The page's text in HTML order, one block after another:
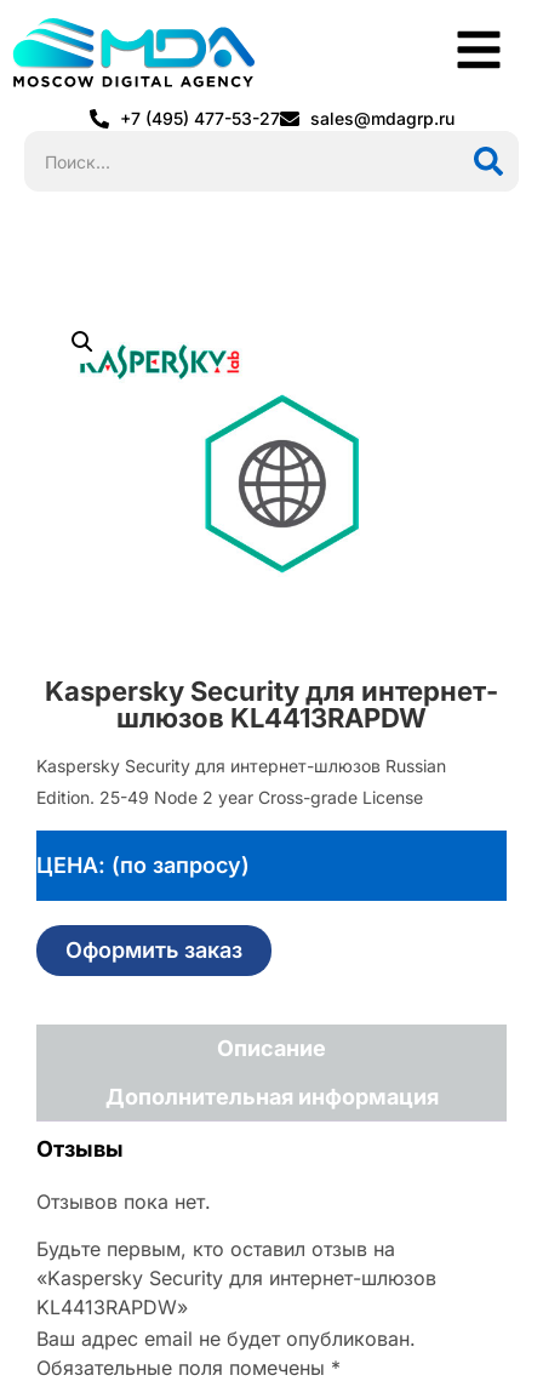
+7 (495) 477-53-27 sales@mdagrp.ru
Kaspersky Security для интернет-
шлюзов KL4413RAPDW
Kaspersky Security для интернет-шлюзов Russian
Edition. 25-49 Node 2 year Cross-grade License
ЦЕНА: (по запросу)
Оформить заказ
Описание
Дополнительная информация
Отзывы
Отзывов пока нет.
Будьте первым, кто оставил отзыв на
«Kaspersky Security для интернет-шлюзов
KL4413RAPDW»
Ваш адрес email не будет опубликован.
Обязательные поля помечены *